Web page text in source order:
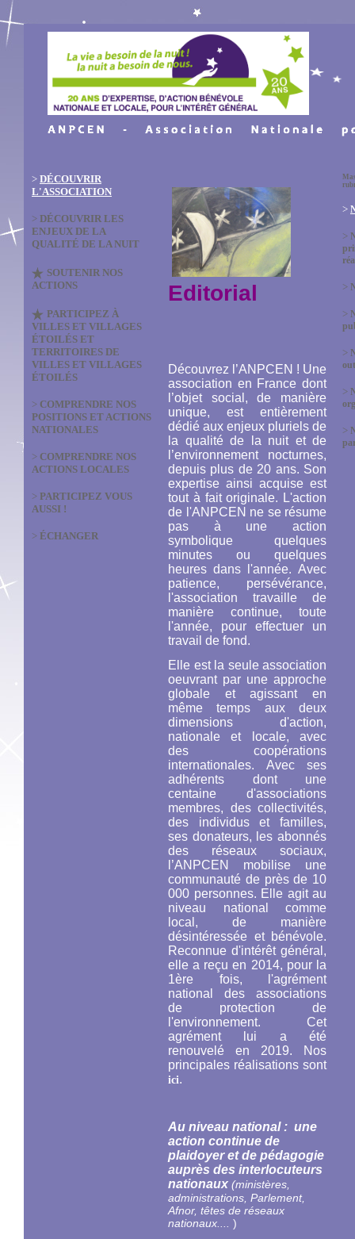
> DÉCOUVRIR
L'ASSOCIATION
> DÉCOUVRIR LES
ENJEUX DE LA
QUALITÉ DE LA NUIT
SOUTENIR NOS
ACTIONS
PARTICIPEZ À
VILLES ET VILLAGES
ÉTOILÉS ET
TERRITOIRES DE
VILLES ET VILLAGES
ÉTOILÉS
> COMPRENDRE NOS
POSITIONS ET ACTIONS
NATIONALES
> COMPRENDRE NOS
ACTIONS LOCALES
> PARTICIPEZ VOUS
AUSSI !
> ÉCHANGER
Editorial
Découvrez l’ANPCEN ! Une
association en France dont
l’objet social, de manière
unique, est entièrement
dédié aux enjeux pluriels de
la qualité de la nuit et de
l’environnement nocturnes,
depuis plus de 20 ans. Son
expertise ainsi acquise est
tout à fait originale. L'action
de l'ANPCEN ne se résume
pas à une action
symbolique quelques
minutes ou quelques
heures dans l'année. Avec
patience, persévérance,
l'association travaille de
manière continue, toute
l'année, pour effectuer un
travail de fond.
Elle est la seule association
oeuvrant par une approche
globale et agissant en
même temps aux deux
dimensions d'action,
nationale et locale, avec
des coopérations
internationales. Avec ses
adhérents dont une
centaine d'associations
membres, des collectivités,
des individus et familles,
ses donateurs, les abonnés
des réseaux sociaux,
l’ANPCEN mobilise une
communauté de près de 10
000 personnes. Elle agit au
niveau national comme
local, de manière
désintéressée et bénévole.
Reconnue d'intérêt général,
elle a reçu en 2014, pour la
1ère fois, l'agrément
national des associations
de protection de
l'environnement. Cet
agrément lui a été
renouvelé en 2019. Nos
principales réalisations sont
ici.
Au niveau national : une
action continue de
plaidoyer et de pédagogie
auprès des interlocuteurs
nationaux (ministères,
administrations, Parlement,
Afnor, têtes de réseaux
nationaux....
)
>
>
>
>
>
>
>